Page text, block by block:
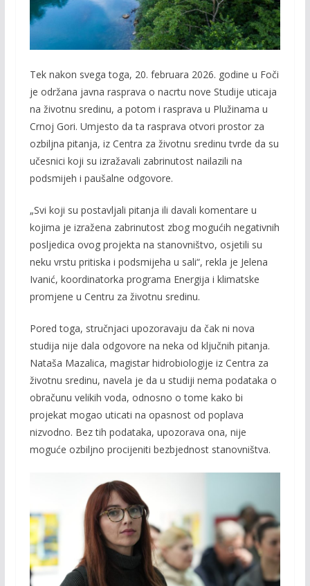
Tek nakon svega toga, 20. februara 2026. godine u Foči
je održana javna rasprava o nacrtu nove Studije uticaja
na životnu sredinu, a potom i rasprava u Plužinama u
Crnoj Gori. Umjesto da ta rasprava otvori prostor za
ozbiljna pitanja, iz Centra za životnu sredinu tvrde da su
učesnici koji su izražavali zabrinutost nailazili na
podsmijeh i paušalne odgovore.
„Svi koji su postavljali pitanja ili davali komentare u
kojima je izražena zabrinutost zbog mogućih negativnih
posljedica ovog projekta na stanovništvo, osjetili su
neku vrstu pritiska i podsmijeha u sali“, rekla je Jelena
Ivanić, koordinatorka programa Energija i klimatske
promjene u Centru za životnu sredinu.
Pored toga, stručnjaci upozoravaju da čak ni nova
studija nije dala odgovore na neka od ključnih pitanja.
Nataša Mazalica, magistar hidrobiologije iz Centra za
životnu sredinu, navela je da u studiji nema podataka o
obračunu velikih voda, odnosno o tome kako bi
projekat mogao uticati na opasnost od poplava
nizvodno. Bez tih podataka, upozorava ona, nije
moguće ozbiljno procijeniti bezbjednost stanovništva.